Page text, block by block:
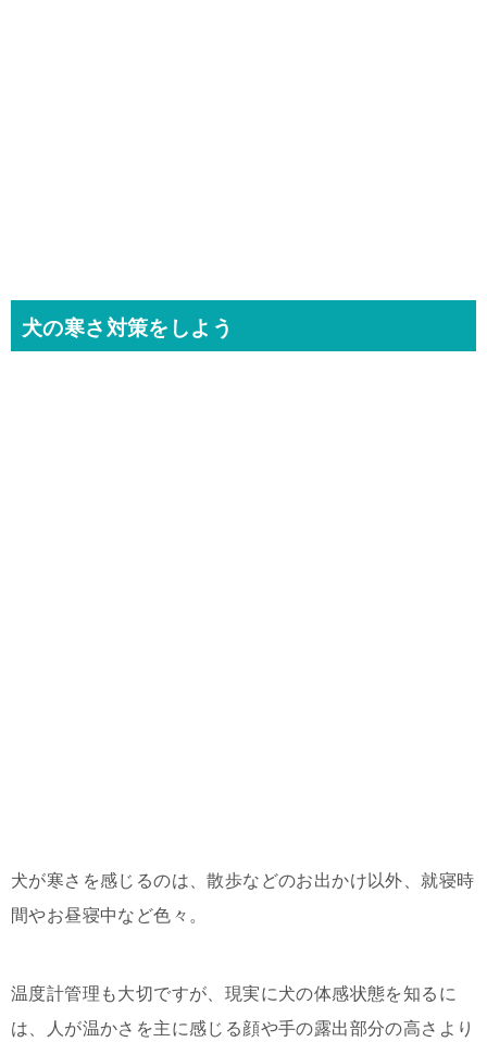
犬の寒さ対策をしよう
犬が寒さを感じるのは、散歩などのお出かけ以外、就寝時
間やお昼寝中など色々。
温度計管理も大切ですが、現実に犬の体感状態を知るに
は、人が温かさを主に感じる顔や手の露出部分の高さより